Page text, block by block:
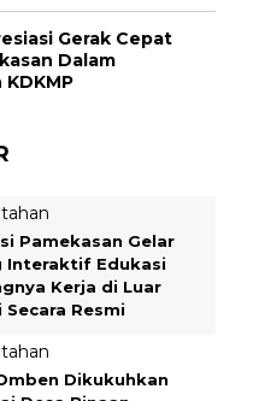
Gerak Cepat
Dalam
Pamekasan Gelar
Interaktif Edukasi
Kerja di Luar
Secara Resmi
Dikukuhkan